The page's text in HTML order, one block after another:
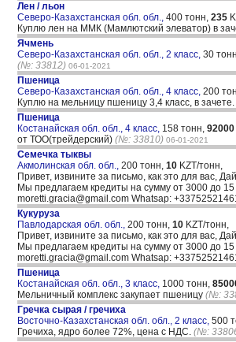
Лен / льон
Северо-Казахстанская обл. обл., 400 тонн, 235
Куплю лен на ММК (Мамлютский элеватор) в
Ячмень
Северо-Казахстанская обл. обл., 2 класс, 30
(№: 33812) 06-01-2021
Пшеница
Северо-Казахстанская обл. обл., 4 класс, 200
Куплю на мельницу пшеницу 3,4 класс, в зачете.
Пшеница
Костанайская обл. обл., 4 класс, 158 тонн, 92000
от ТОО(трейдерский) (№: 33810) 06-01-2021
Семечка тыквы
Акмолинская обл. обл., 200 тонн, 10 KZT/тонн,
Привет, извините за письмо, как это для вас,
Мы предлагаем кредиты на сумму от 3000 до
moretti.gracia@gmail.com Whatsap:
Кукуруза
Павлодарская обл. обл., 200 тонн, 10 KZT/тонн,
Привет, извините за письмо, как это для вас,
Мы предлагаем кредиты на сумму от 3000 до
moretti.gracia@gmail.com Whatsap:
Пшеница
Костанайская обл. обл., 3 класс, 1000 тонн,
Мельничный комплекс закупает пшеницу (№:
Гречка сырая / гречиха
Восточно-Казахстанская обл. обл., 2 класс, 500
Гречиха, ядро более 72%, цена с НДС. (№: